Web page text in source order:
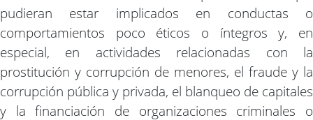
pudieran estar implicados en conductas o
comportamientos poco éticos o íntegros y, en
especial, en actividades relacionadas con la
prostitución y corrupción de menores, el fraude y la
corrupción pública y privada, el blanqueo de capitales
y la financiación de organizaciones criminales o